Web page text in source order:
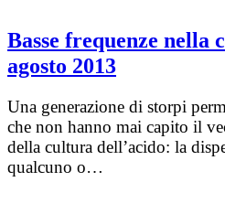
Basse frequenze nella
agosto 2013
Una generazione di storpi
che non hanno mai capito il
della cultura dell’acido: la
qualcuno o…